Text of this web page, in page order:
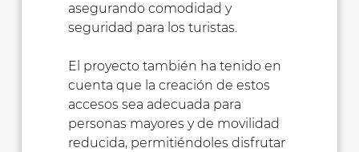
asegurando comodidad y
seguridad para los turistas.
El proyecto también ha tenido en
cuenta que la creación de estos
accesos sea adecuada para
personas mayores y de movilidad
reducida, permitiéndoles disfrutar